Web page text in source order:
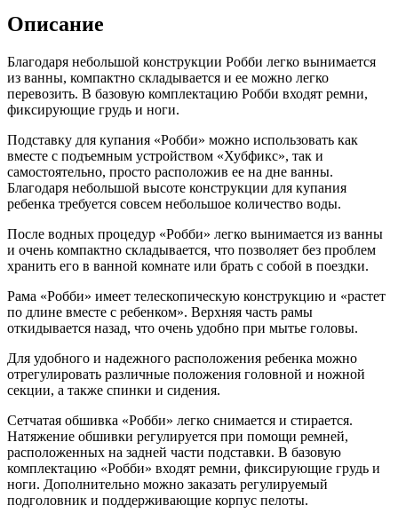
Описание
Благодаря небольшой конструкции Робби легко вынимается
из ванны, компактно складывается и ее можно легко
перевозить. В базовую комплектацию Робби входят ремни,
фиксирующие грудь и ноги.
Подставку для купания «Робби» можно использовать как
вместе с подъемным устройством «Хубфикс», так и
самостоятельно, просто расположив ее на дне ванны.
Благодаря небольшой высоте конструкции для купания
ребенка требуется совсем небольшое количество воды.
После водных процедур «Робби» легко вынимается из ванны
и очень компактно складывается, что позволяет без проблем
хранить его в ванной комнате или брать с собой в поездки.
Рама «Робби» имеет телескопическую конструкцию и «растет
по длине вместе с ребенком». Верхняя часть рамы
откидывается назад, что очень удобно при мытье головы.
Для удобного и надежного расположения ребенка можно
отрегулировать различные положения головной и ножной
секции, а также спинки и сидения.
Сетчатая обшивка «Робби» легко снимается и стирается.
Натяжение обшивки регулируется при помощи ремней,
расположенных на задней части подставки. В базовую
комплектацию «Робби» входят ремни, фиксирующие грудь и
ноги. Дополнительно можно заказать регулируемый
подголовник и поддерживающие корпус пелоты.